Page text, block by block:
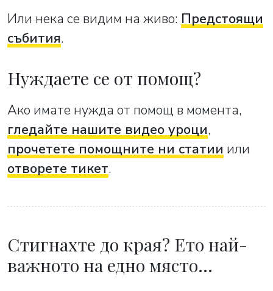
Или нека се видим на живо: Предстоящи
събития.
Нуждаете се от помощ?
Ако имате нужда от помощ в момента,
гледайте нашите видео уроци,
прочетете помощните ни статии или
отворете тикет.
Стигнахте до края? Ето най-
важното на едно място…